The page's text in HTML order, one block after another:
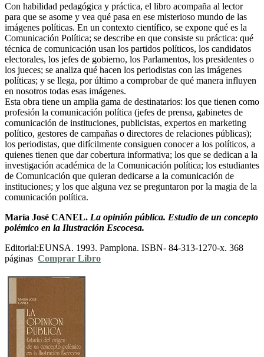
Con habilidad pedagógica y práctica, el libro acompaña al lector
para que se asome y vea qué pasa en ese misterioso mundo de las
imágenes políticas. En un contexto científico, se expone qué es la
Comunicación Política; se describe en que consiste su práctica: qué
técnica de comunicación usan los partidos políticos, los candidatos
electorales, los jefes de gobierno, los Parlamentos, los presidentes o
los jueces; se analiza qué hacen los periodistas con las imágenes
políticas; y se llega, por último a comprobar de qué manera influyen
en nosotros todas esas imágenes.
Esta obra tiene un amplia gama de destinatarios: los que tienen como
profesión la comunicación política (jefes de prensa, gabinetes de
comunicación de instituciones, publicistas, expertos en marketing
político, gestores de campañas o directores de relaciones públicas);
los periodistas, que difícilmente consiguen conocer a los políticos, a
quienes tienen que dar cobertura informativa; los que se dedican a la
investigación académica de la Comunicación política; los estudiantes
de Comunicación que quieran dedicarse a la comunicación de
instituciones; y los que alguna vez se preguntaron por la magia de la
comunicación política.
María José CANEL. La opinión pública. Estudio de un concepto
polémico en la Ilustración Escocesa.
Editorial:EUNSA. 1993. Pamplona. ISBN- 84-313-1270-x. 368
páginas Comprar Libro